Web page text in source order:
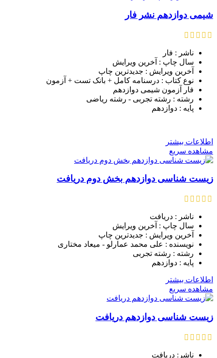
شیمی دوازدهم نشر فار
ناشر : فار
سال چاپ : آخرین ویرایش
آخرین ویرایش : جدیدترین چاپ
نوع کتاب : درسنامه کامل + بانک تست + آزمون
فار آزمون شیمی دوازدهم
رشته : رشته تجربی - رشته ریاضی
پایه : دوازدهم
اطلاعات بیشتر
مشاهده سریع
زیست شناسی دوازدهم بخش دوم دریافت
ناشر : دریافت
سال چاپ : آخرین ویرایش
آخرین ویرایش : جدیدترین چاپ
نویسنده : علی محمد عمارلو - میعاد مختاری
رشته : رشته تجربی
پایه : دوازدهم
اطلاعات بیشتر
مشاهده سریع
زیست شناسی دوازدهم دریافت
ناشر: دریافت